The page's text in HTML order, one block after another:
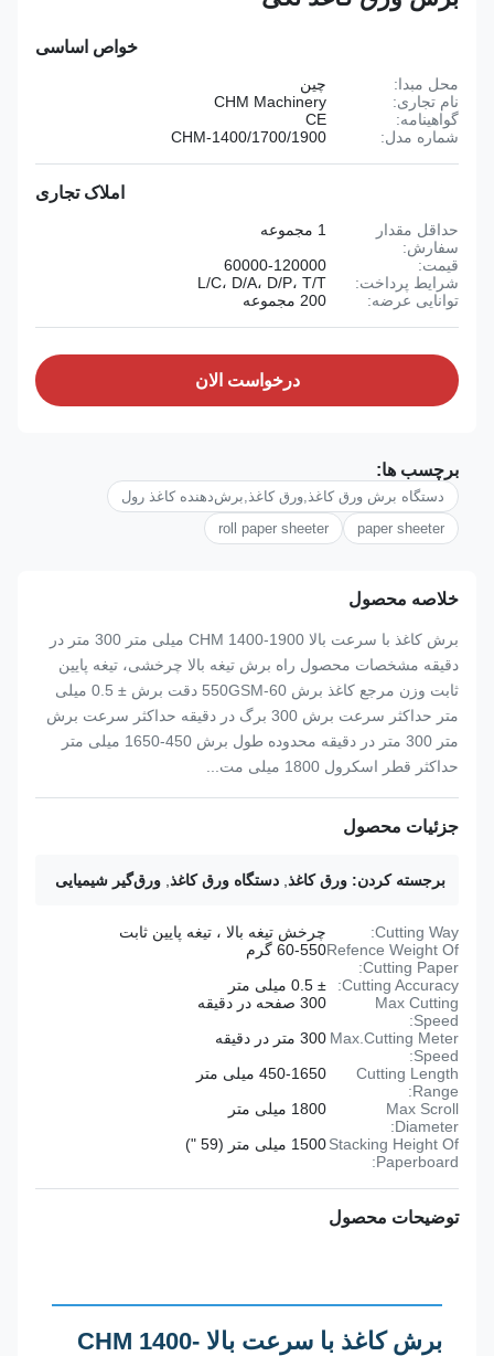
خواص اساسی
محل مبدا:
نام تجاری:
CHM Machinery
گواهینامه:
شماره مدل:
CHM-1400/1700/1900
املاک تجاری
حداقل مقدار
سفارش:
قیمت:
60000-120000
شرایط پرداخت:
L/C، D/A، D/P، T/T
توانایی عرضه:
درخواست الان
برچسب ها:
دستگاه برش ورق کاغذ,ورق کاغذ,برش‌دهنده کاغذ رول
paper sheeter
roll paper sheeter
خلاصه محصول
برش کاغذ با سرعت بالا CHM 1400-1900 میلی متر 300 متر در
دقیقه مشخصات محصول راه برش تیغه بالا چرخشی، تیغه پایین
ثابت وزن مرجع کاغذ برش 60-550GSM دقت برش ± 0.5 میلی
متر حداکثر سرعت برش 300 برگ در دقیقه حداکثر سرعت برش
متر 300 متر در دقیقه محدوده طول برش 450-1650 میلی متر
حداکثر قطر اسکرول 1800 میلی مت...
جزئیات محصول
برجسته کردن: ورق کاغذ,دستگاه ورق کاغذ,ورق‌گیر شیمیایی
Cutting Way:
چرخش تیغه بالا ، تیغه پایین ثابت
Refence Weight Of
Cutting Paper:
60-550 گرم
Cutting Accuracy:
± 0.5 میلی متر
Max Cutting
Speed:
Max.Cutting Meter
Speed:
300 متر در دقیقه
Cutting Length
Range:
450-1650 میلی متر
Max Scroll
Diameter:
Stacking Height Of
Paperboard:
1500 میلی متر (59 ")
توضیحات محصول
برش کاغذ با سرعت بالا CHM 1400-